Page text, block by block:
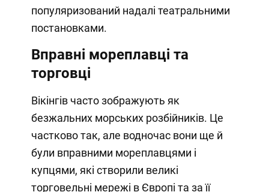
популяризований надалі театральними
постановками.
Вправні мореплавці та
торговці
Вікінгів часто зображують як
безжальних морських розбійників. Це
частково так, але водночас вони ще й
були вправними мореплавцями і
купцями, які створили великі
торговельні мережі в Європі та за її